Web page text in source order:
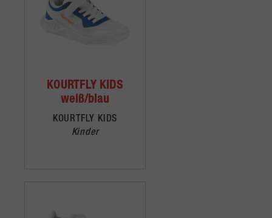
KOURTFLY KIDS
weiß/blau
KOURTFLY KIDS
Kinder